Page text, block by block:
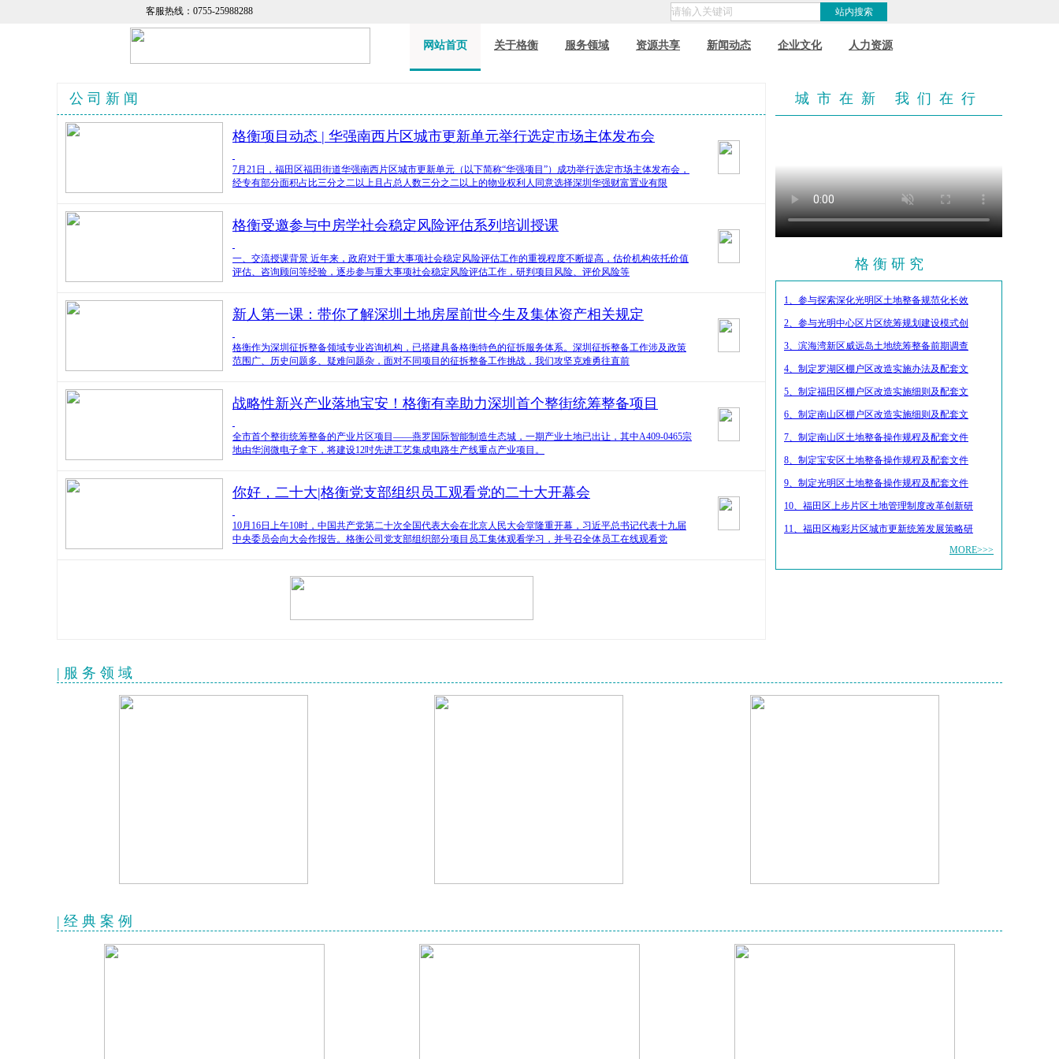
客服热线：0755-25988288
网站首页 关于格衡 服务领域 资源共享 新闻动态 企业文化 人力资源
公 司 新 闻
格衡项目动态 | 华强南西片区城市更新单元举行选定市场主体发布会
7月21日，福田区福田街道华强南西片区城市更新单元（以下简称“华强项目”）成功举行选定市场主体发布会，
经专有部分面积占比三分之二以上且占总人数三分之二以上的物业权利人同意选择深圳华强财富置业有限
格衡受邀参与中房学社会稳定风险评估系列培训授课
一、交流授课背景 近年来，政府对于重大事项社会稳定风险评估工作的重视程度不断提高，估价机构依托价值
评估、咨询顾问等经验，逐步参与重大事项社会稳定风险评估工作，研判项目风险、评价风险等
新人第一课：带你了解深圳土地房屋前世今生及集体资产相关规定
格衡作为深圳征拆整备领域专业咨询机构，已搭建具备格衡特色的征拆服务体系。深圳征拆整备工作涉及政策
范围广、历史问题多、疑难问题杂，面对不同项目的征拆整备工作挑战，我们攻坚克难勇往直前
战略性新兴产业落地宝安！格衡有幸助力深圳首个整街统筹整备项目
全市首个整街统筹整备的产业片区项目——燕罗国际智能制造生态城，一期产业土地已出让，其中A409-0465宗
地由华润微电子拿下，将建设12吋先进工艺集成电路生产线重点产业项目。
你好，二十大|格衡党支部组织员工观看党的二十大开幕会
10月16日上午10时，中国共产党第二十次全国代表大会在北京人民大会堂隆重开幕，习近平总书记代表十九届
中央委员会向大会作报告。格衡公司党支部组织部分项目员工集体观看学习，并号召全体员工在线观看党
城市在新 我们在行
格 衡 研 究
1、参与探索深化光明区土地整备规范化长效
2、参与光明中心区片区统筹规划建设模式创
3、滨海湾新区威远岛土地统筹整备前期调查
4、制定罗湖区棚户区改造实施办法及配套文
5、制定福田区棚户区改造实施细则及配套文
6、制定南山区棚户区改造实施细则及配套文
7、制定南山区土地整备操作规程及配套文件
8、制定宝安区土地整备操作规程及配套文件
9、制定光明区土地整备操作规程及配套文件
10、福田区上步片区土地管理制度改革创新研
11、福田区梅彩片区城市更新统筹发展策略研
MORE>>>
| 服 务 领 域
| 经 典 案 例